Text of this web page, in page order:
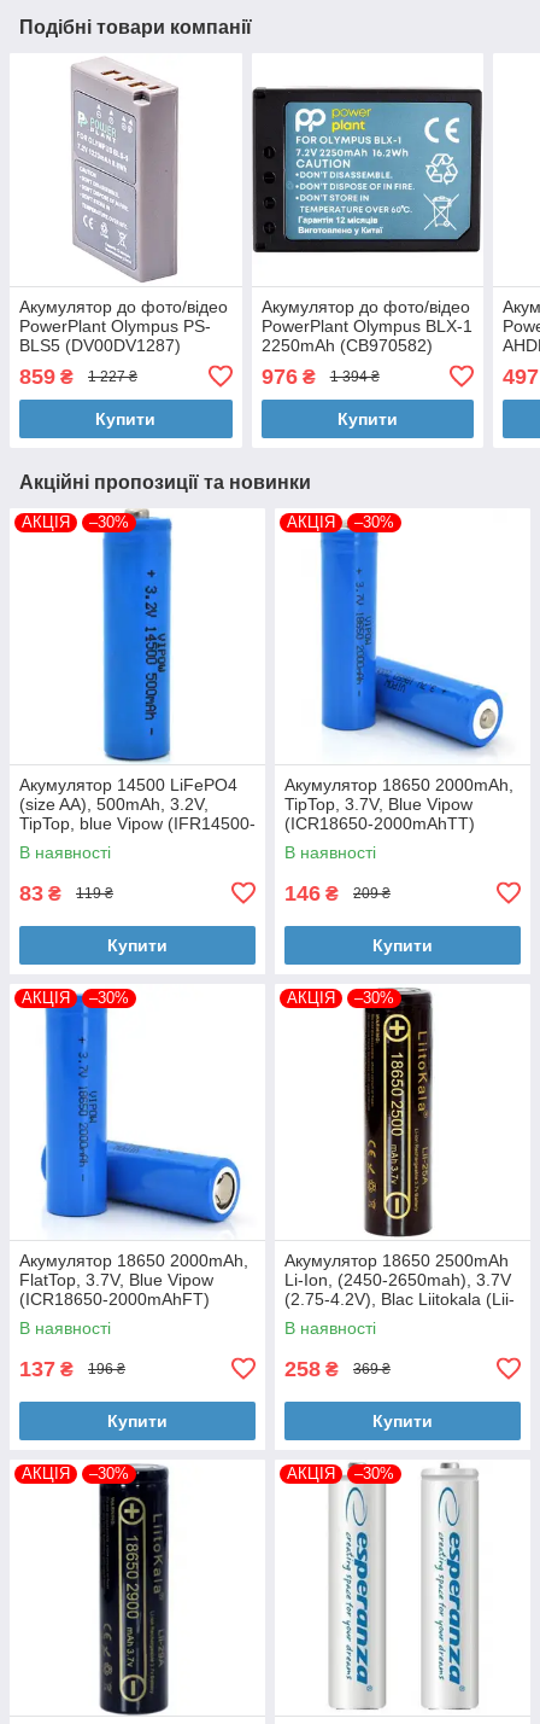
Подібні товари компанії
Акумулятор до фото/відео
PowerPlant Olympus PS-
BLS5 (DV00DV1287)
859 ₴ 1 227 ₴
Купити
Акумулятор до фото/відео
PowerPlant Olympus BLX-1
2250mAh (CB970582)
976₴ 1 394 ₴
Купити
497
Акційні пропозиції та новинки
АКЦІЯ –30%
Акумулятор 14500 LiFePO4
(size AA), 500mAh, 3.2V,
TipTop, blue Vipow (IFR14500-
500mAhTT / 21439)
В наявності
83 ₴ 119 ₴
Купити
АКЦІЯ –30%
Акумулятор 18650 2000mAh,
TipTop, 3.7V, Blue Vipow
(ICR18650-2000mAhTT)
В наявності
146 ₴ 209 ₴
Купити
АКЦІЯ –30%
Акумулятор 18650 2000mAh,
FlatTop, 3.7V, Blue Vipow
(ICR18650-2000mAhFT)
В наявності
137 ₴ 196 ₴
Купити
АКЦІЯ –30%
Акумулятор 18650 2500mAh
Li-Ion, (2450-2650mah), 3.7V
(2.75-4.2V), Blac Liitokala (Lii-
25A)
В наявності
258 ₴ 369 ₴
Купити
АКЦІЯ –30% АКЦІЯ –30%